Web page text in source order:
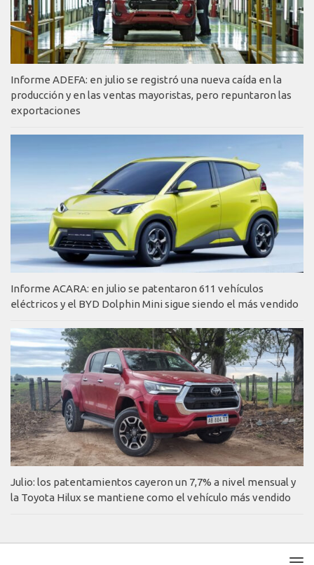
Informe ADEFA: en julio se registró una nueva caída en la
producción y en las ventas mayoristas, pero repuntaron las
exportaciones
Informe ACARA: en julio se patentaron 611 vehículos
eléctricos y el BYD Dolphin Mini sigue siendo el más vendido
Julio: los patentamientos cayeron un 7,7% a nivel mensual y
la Toyota Hilux se mantiene como el vehículo más vendido